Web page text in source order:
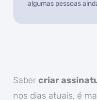
algumas pessoas
Saber criar
nos dias atuais, é